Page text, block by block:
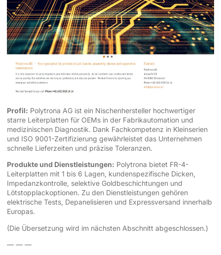
Profil: Polytrona AG ist ein Nischenhersteller hochwertiger
starre Leiterplatten für OEMs in der Fabrikautomation und
medizinischen Diagnostik. Dank Fachkompetenz in Kleinserien
und ISO 9001-Zertifizierung gewährleistet das Unternehmen
schnelle Lieferzeiten und präzise Toleranzen.
Produkte und Dienstleistungen: Polytrona bietet FR-4-
Leiterplatten mit 1 bis 6 Lagen, kundenspezifische Dicken,
Impedanzkontrolle, selektive Goldbeschichtungen und
Lötstopplackoptionen. Zu den Dienstleistungen gehören
elektrische Tests, Depanelisieren und Expressversand innerhalb
Europas.
(Die Übersetzung wird im nächsten Abschnitt abgeschlossen.)
— — —